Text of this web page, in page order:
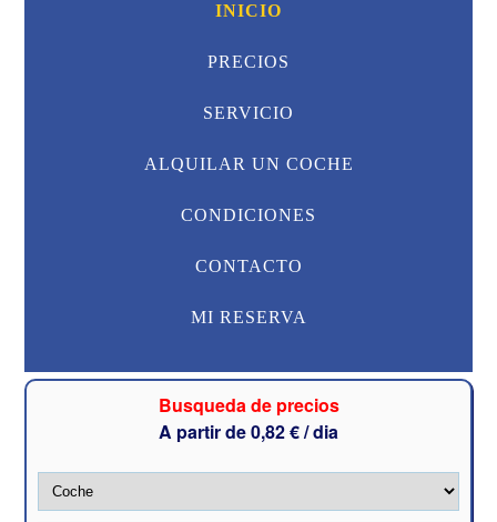
INICIO
PRECIOS
SERVICIO
ALQUILAR UN COCHE
CONDICIONES
CONTACTO
MI RESERVA
Busqueda de precios
A partir de 0,82 € / dia